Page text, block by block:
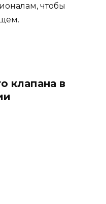
чтобы
клапана в